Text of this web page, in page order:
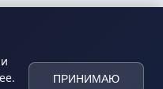
ПРИНИМАЮ